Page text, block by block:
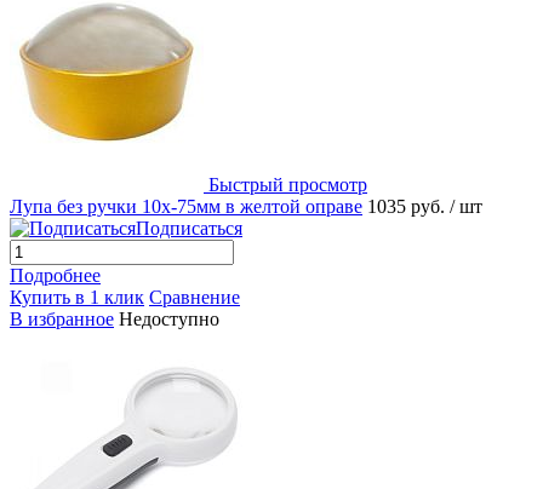
Быстрый просмотр
Лупа без ручки 10х-75мм в желтой оправе 1035 руб. / шт
Подписаться
Подробнее
Купить в 1 клик Сравнение
В избранное Недоступно